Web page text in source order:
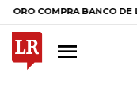
BANCO DE LA